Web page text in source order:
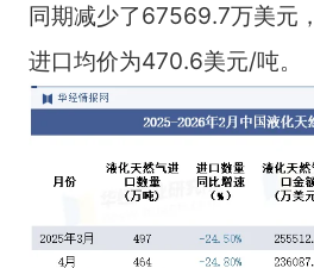
同期减少了67569.7万美元
进口均价为470.6美元/吨。